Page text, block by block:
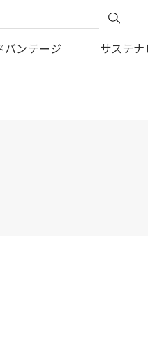
い復旧を、心よりお祈り申
バンテージ サステナ